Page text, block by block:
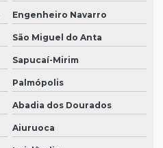
Engenheiro Navarro
São Miguel do Anta
Sapucaí-Mirim
Palmópolis
Abadia dos Dourados
Aiuruoca